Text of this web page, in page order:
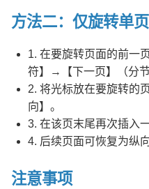
方法二：仅旋转单
1. 在要旋转页面的前一
符】→【下一页】（分节
2. 将光标放在要旋转的
向】。
3. 在该页末尾再次插入
4. 后续页面可恢复为纵
注意事项